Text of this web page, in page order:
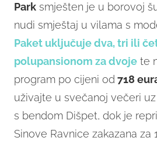
Park smješten je u borovoj
nudi smještaj u vilama s
Paket uključuje dva, tri ili
polupansionom za dvoje te
program po cijeni od 718
uživajte u svečanoj večeri
s bendom Dišpet, dok je
Sinove Ravnice zakazana za